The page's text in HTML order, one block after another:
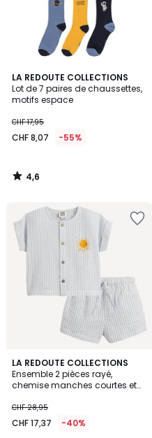
LA REDOUTE COLLECTIONS
Lot de 7 paires de chaussettes,
motifs espace
CHF 17,95
CHF 8,07 -55%
4,6
/ 5
4,6
/
LA REDOUTE COLLECTIONS
Ensemble 2 pièces rayé,
chemise manches courtes et
CHF 28,95
CHF 17,37 -40%
3
/
5